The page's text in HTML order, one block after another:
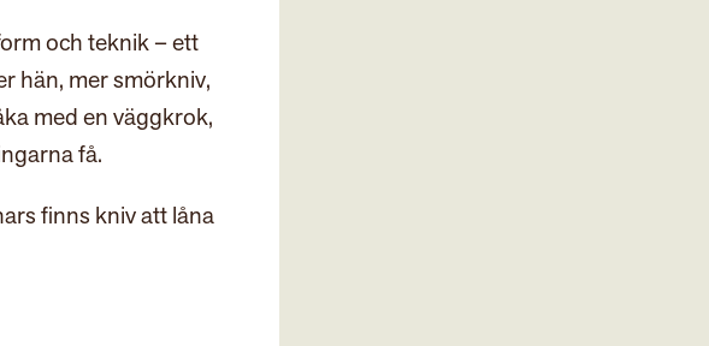
och teknik – ett
hän, mer smörkniv,
med en väggkrok,
få.
finns kniv att låna